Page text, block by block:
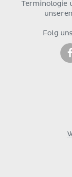
Folg